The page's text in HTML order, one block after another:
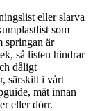
eller slarva
som
springan är
så listen hindrar
dåligt
särskilt i vårt
mät innan
eller dörr.